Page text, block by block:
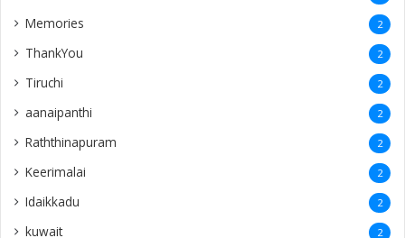
Memories 2
ThankYou 2
Tiruchi 2
aanaipanthi 2
Raththinapuram 2
Keerimalai 2
Idaikkadu 2
kuwait 2